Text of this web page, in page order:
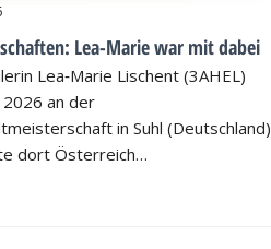
Lea-Marie war mit dabei
Lea‑Marie Lischent (3AHEL)
2026 an der
in Suhl (Deutschland)
dort Österreich…